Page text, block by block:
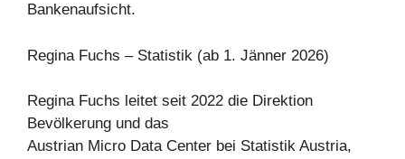
Bankenaufsicht.
Regina Fuchs – Statistik (ab 1. Jänner 2026)
Regina Fuchs leitet seit 2022 die Direktion
Bevölkerung und das
Austrian Micro Data Center bei Statistik Austria,